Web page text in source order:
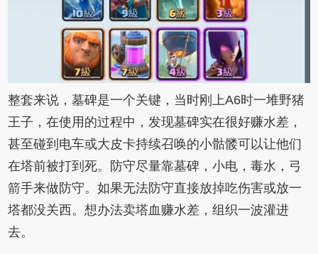
整套来说，墓碑是一个关键，当时刚上A6时一堆野猪
王子，在使用的过程中，发现墓碑实在很好赚水差，
甚至碰到电车或大皮卡持续召唤的小骷髅可以让他们
在塔前被打到死。防守尽量靠墓碑，小电，毒水，弓
箭手来做防守。如果无法防守直接放掉吃伤害或放一
塔都没关西。想办法卖塔血赚水差，组织一波灌进
去。